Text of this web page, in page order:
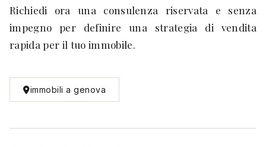
Richiedi ora una consulenza riservata e senza
impegno per definire una strategia di vendita
rapida per il tuo immobile.
immobili a genova